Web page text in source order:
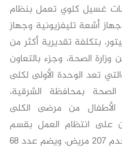
أشعة تليفزيونية وجهاز
وعدد ٣ مونيتور، بتكلفة تقديرية أكثر من
الصحة، وجزء بالتعاون
تعد الوحدة الأولى لكلى
بمحافظة الشرقية،
الأطفال من مرضى الكلى
على انتظام العمل بقسم
الكلى الصناعى الذي يخدم ٢٠٧ مريض، ويضم عدد ٦٨